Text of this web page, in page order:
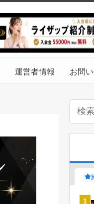
運営者情報 お問